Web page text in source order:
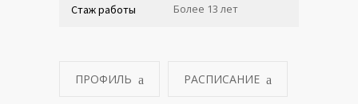
Стаж работы Более 13 лет
ПРОФИЛЬ РАСПИСАНИЕ